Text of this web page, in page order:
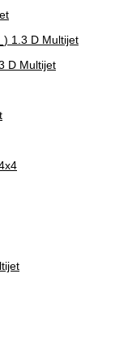
1.3 D Multijet
D Multijet